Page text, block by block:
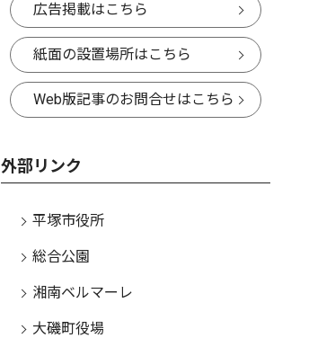
野さん 全国・関東で活躍誓
う 1500ｍと100ｍに出場
挙 現職
投開票は
広告掲載はこちら
紙面の設置場所はこちら
Web版記事のお問合せはこちら
外部リンク
平塚市役所
総合公園
湘南ベルマーレ
大磯町役場